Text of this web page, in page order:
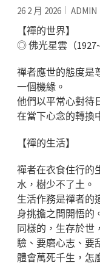
26 2 月 2026 ADMIN
【禪的世界】
◎ 佛光星雲（1927~
禪者應世的態度是
一個機緣。
他們以平常心對待
在當下心念的轉換
【禪的生活】
禪者在衣食住行的
水，樹少不了土。
生活作務是禪者的
身挑擔之間開悟的
同樣的，生存於世
驗、要磨心志、要
體會萬死千生，怎